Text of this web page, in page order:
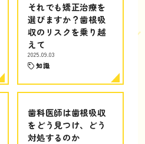
それでも矯正治療を
選びますか？歯根吸
収のリスクを乗り越
えて
2025.09.03
知識
歯科医師は歯根吸収
をどう見つけ、どう
対処するのか